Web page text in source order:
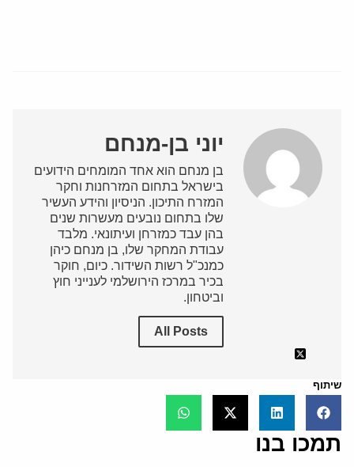
יוני בן-מנחם
בן מנחם הוא אחד המומחים הידועים
בישראל בתחום המזרחנות וחקר
המזרח התיכון. הניסיון והידע העשיר
שלו בתחום נובעים מעשרות שנים
בהן עבד כמזרחן ועיתונאי. מלבד
עבודת המחקר שלו, בן מנחם כיהן
כמנכ"ל רשות השידור. כיום, חוקר
בכיר במרכז הירושלמי לענייני חוץ
וביטחון.
All Posts
שיתוף
תמכו בנו